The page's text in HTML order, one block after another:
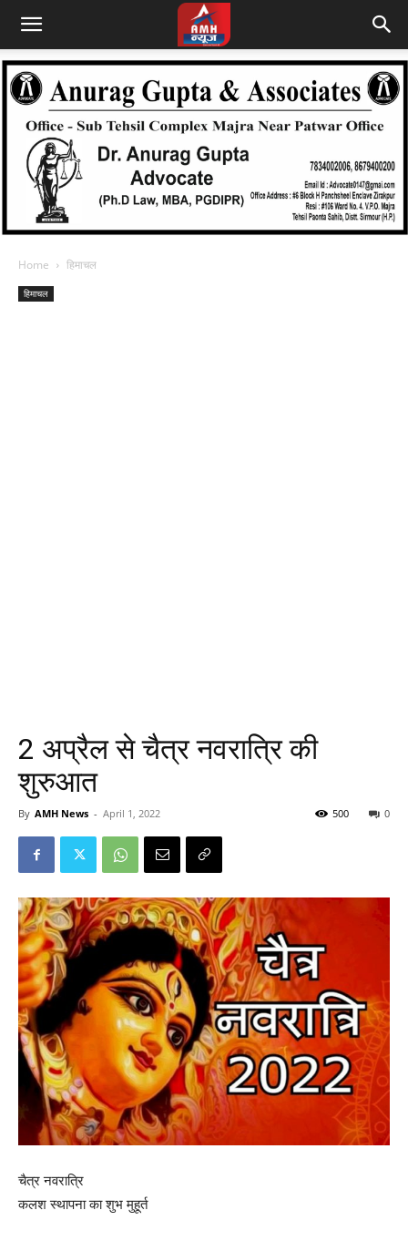
Home हिमाचल
हिमाचल
2 अप्रैल से चैत्र नवरात्रि की
शुरुआत
By AMH News - April 1, 2022 0
500
चैत्र नवरात्रि
कलश स्थापना का शुभ मुहूर्त